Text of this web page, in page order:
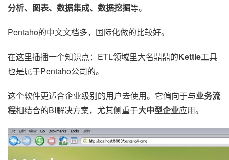
分析、图表、数据集成、数据挖掘等。
Pentaho的中文文档多，国际化做的比较好。
在这里插播一个知识点：ETL领域里大名鼎鼎的Kettle工具
也是属于Pentaho公司的。
这个软件更适合企业级别的用户去使用。它偏向于与业务流
程相结合的BI解决方案，尤其侧重于大中型企业应用。